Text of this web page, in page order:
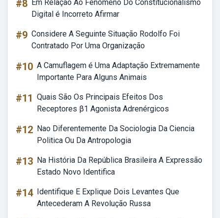
#8 Em Relação Ao Fenômeno Do Constitucionalismo
Digital é Incorreto Afirmar
#9 Considere A Seguinte Situação Rodolfo Foi
Contratado Por Uma Organização
#10 A Camuflagem é Uma Adaptação Extremamente
Importante Para Alguns Animais
#11 Quais São Os Principais Efeitos Dos
Receptores β1 Agonista Adrenérgicos
#12 Nao Diferentemente Da Sociologia Da Ciencia
Politica Ou Da Antropologia
#13 Na História Da República Brasileira A Expressão
Estado Novo Identifica
#14 Identifique E Explique Dois Levantes Que
Antecederam A Revolução Russa